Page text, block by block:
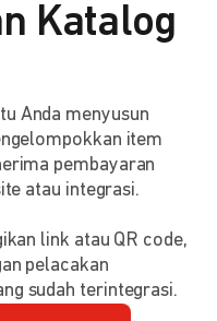
Katalog
Anda menyusun
item
pembayaran
atau integrasi.
link atau QR code,
pelacakan
sudah terintegrasi.